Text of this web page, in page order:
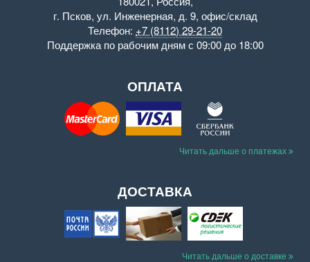
г. Псков, ул. Инженерная, д. 9, офис/склад
Телефон: +7 (8112) 29-21-20
Поддержка по рабочим дням с 09:00 до 18:00
ОПЛАТА
Читать дальше о платежах
ДОСТАВКА
Читать дальше о доставке